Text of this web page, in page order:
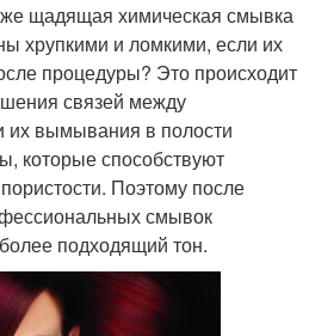
щадящая химическая смывка
хрупкими и ломкими, если их
процедуры? Это происходит
связей между
их вымывания в полости
которые способствуют
Поэтому после
смывок
подходящий тон.